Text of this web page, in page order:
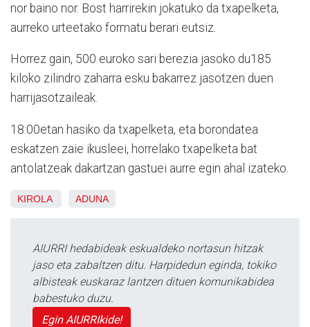
nor baino nor. Bost harrirekin jokatuko da txapelketa,
aurreko urteetako formatu berari eutsiz.
Horrez gain, 500 euroko sari berezia jasoko du185
kiloko zilindro zaharra esku bakarrez jasotzen duen
harrijasotzaileak.
18:00etan hasiko da txapelketa, eta borondatea
eskatzen zaie ikusleei, horrelako txapelketa bat
antolatzeak dakartzan gastuei aurre egin ahal izateko.
KIROLA ADUNA
AIURRI hedabideak eskualdeko nortasun hitzak
jaso eta zabaltzen ditu. Harpidedun eginda, tokiko
albisteak euskaraz lantzen dituen komunikabidea
babestuko duzu.
Egin AIURRIkide!